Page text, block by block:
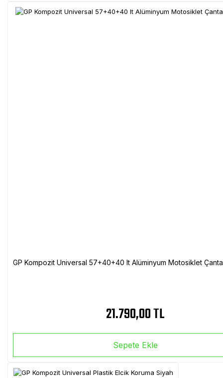
GP Kompozit Universal 57+40+40 lt Alüminyum Motosiklet
21.790,00 TL
Sepete Ekle